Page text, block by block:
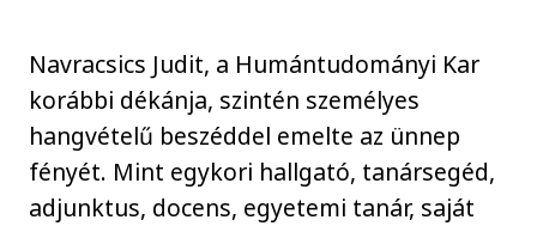
Navracsics Judit, a Humántudományi Kar
korábbi dékánja, szintén személyes
hangvételű beszéddel emelte az ünnep
fényét. Mint egykori hallgató, tanársegéd,
adjunktus, docens, egyetemi tanár, saját